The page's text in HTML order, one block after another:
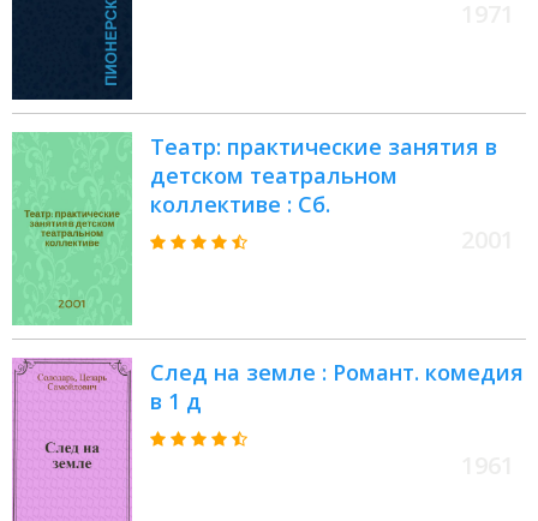
Театр: практические занятия в
детском театральном
коллективе : Сб.
След на земле : Романт. комедия
в 1 д